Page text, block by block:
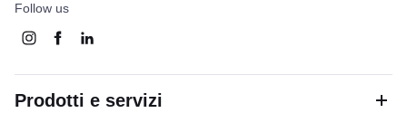
Follow us
Prodotti e servizi